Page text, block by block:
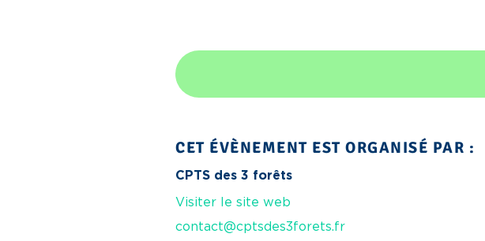
CET ÉVÈNEMENT EST ORGANISÉ PAR :
CPTS des 3 forêts
Visiter le site web
contact@cptsdes3forets.fr